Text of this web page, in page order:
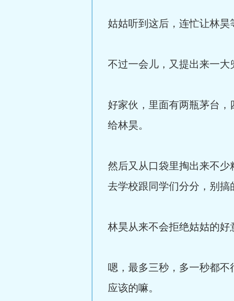
姑姑听到这后，连忙让林昊
不过一会儿，又提出来一大
好家伙，里面有两瓶茅台
给林昊。
然后又从口袋里掏出来不
去学校跟同学们分分，别
林昊从来不会拒绝姑姑的好
嗯，最多三秒，多一秒都
应该的嘛。